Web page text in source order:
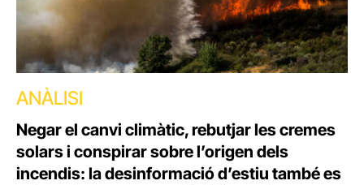
ANÀLISI
Negar el canvi climàtic, rebutjar les cremes
solars i conspirar sobre l’origen dels
incendis: la desinformació d’estiu també es